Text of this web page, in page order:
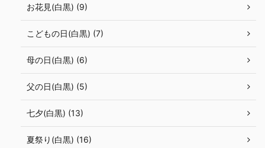
お花見(白黒) (9)
こどもの日(白黒) (7)
母の日(白黒) (6)
父の日(白黒) (5)
七夕(白黒) (13)
夏祭り(白黒) (16)